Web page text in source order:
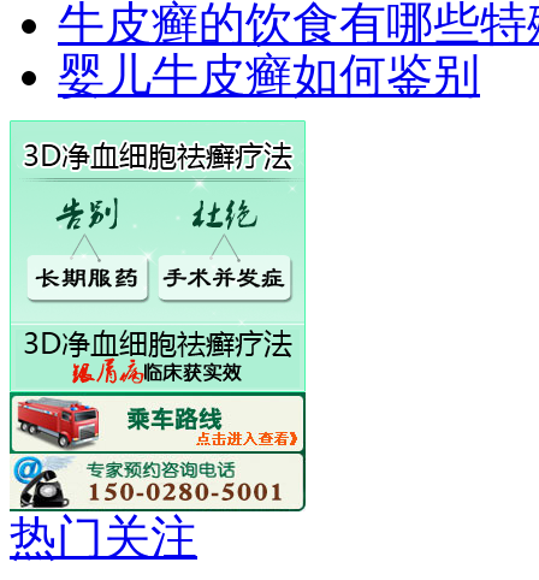
牛皮癣的饮食有哪些
婴儿牛皮癣如何鉴别
热门关注